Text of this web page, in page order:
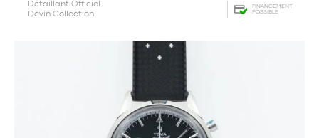
Détaillant Officiel
Devin Collection
FINANCEMENT
POSSIBLE